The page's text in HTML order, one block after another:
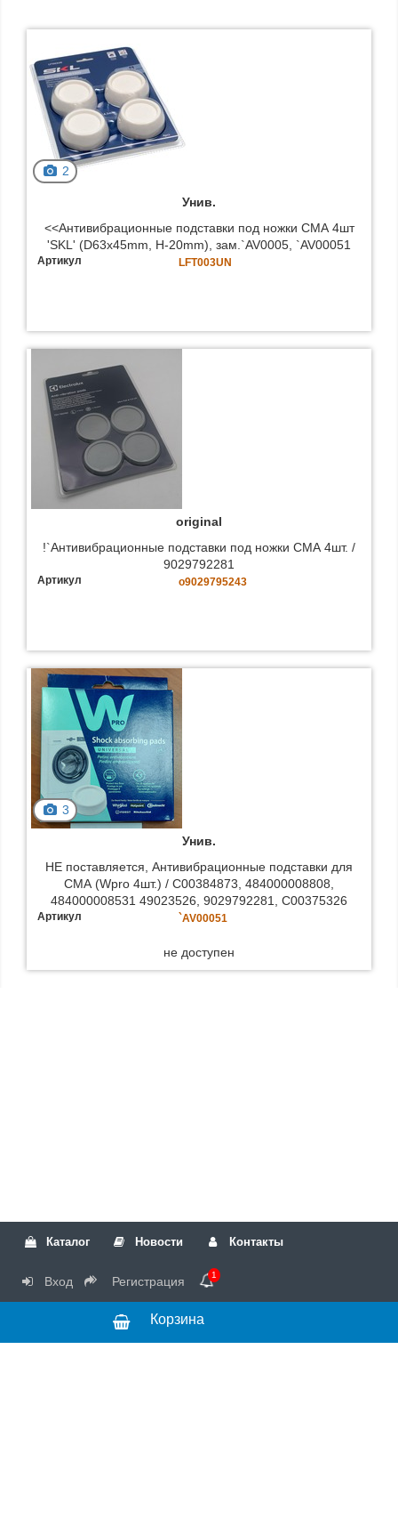
2
Унив.
<<Антивибрационные подставки под ножки СМА 4шт
'SKL' (D63x45mm, H-20mm), зам.`AV0005, `AV00051
Артикул LFT003UN
original
!`Антивибрационные подставки под ножки СМА 4шт. /
9029792281
Артикул o9029795243
3
Унив.
НЕ поставляется, Антивибрационные подставки для
СМА (Wpro 4шт.) / C00384873, 484000008808,
484000008531 49023526, 9029792281, C00375326
Артикул `AV00051
не доступен
Каталог Новости Контакты
Вход Регистрация 1
Корзина